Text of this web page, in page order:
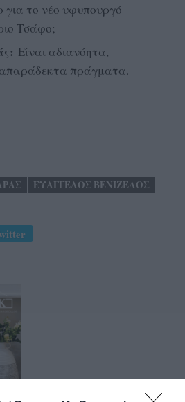
για το νέο υφυπουργό
Τσάφο;
Είναι αδιανόητα,
πράγματα.
ΕΥΑΓΓΕΛΟΣ ΒΕΝΙΖΕΛΟΣ